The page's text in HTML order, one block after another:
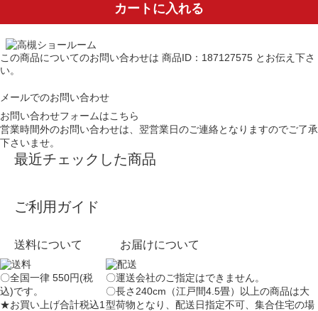
カートに入れる
この商品についてのお問い合わせは 商品ID：187127575 とお伝え下さ
い。
メールでのお問い合わせ
お問い合わせフォームはこちら
営業時間外のお問い合わせは、翌営業日のご連絡となりますのでご了承
下さいませ。
最近チェックした商品
ご利用ガイド
送料について
〇全国一律 550円(税
込)です。
★お買い上げ合計税込1
お届けについて
〇運送会社のご指定はできません。
〇長さ240cm（江戸間4.5畳）以上の商品は大
型荷物となり、配送日指定不可 、集合住宅の場